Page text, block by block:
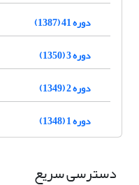
دوره 41 (1387)
دوره 3 (1350)
دوره 2 (1349)
دوره 1 (1348)
دسترسی سریع